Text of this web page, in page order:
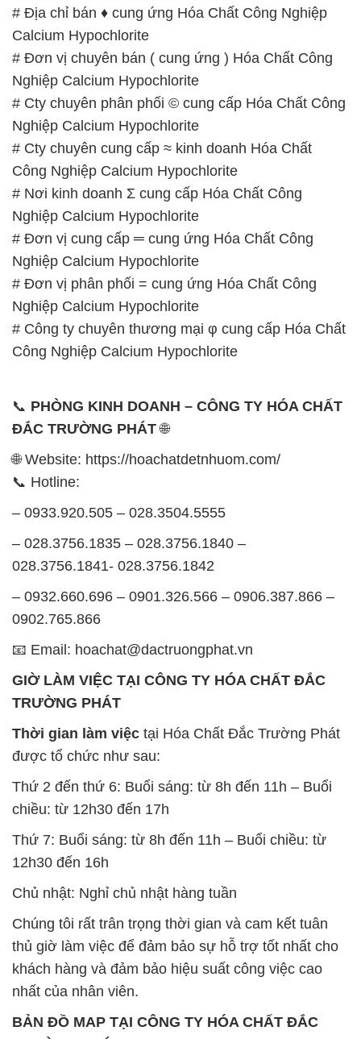
Nghiệp Calcium Hypochlorite
# Công ty chuyên thương mại φ cung cấp Hóa Chất
Công Nghiệp Calcium Hypochlorite
📞PHÒNG KINH DOANH – CÔNG TY HÓA CHẤT
ĐẮC TRƯỜNG PHÁT🌐
🌐 Website: https://hoachatdetnhuom.com/
📞 Hotline:
– 0933.920.505 – 028.3504.5555
– 028.3756.1835 – 028.3756.1840 –
028.3756.1841- 028.3756.1842
– 0932.660.696 – 0901.326.566 – 0906.387.866 –
0902.765.866
📧 Email: hoachat@dactruongphat.vn
TRƯỜNG PHÁT
Thời gian làm việctại Hóa Chất Đắc Trường Phát
được tổ chức như sau:
Thứ 2 đến thứ 6: Buổi sáng: từ 8h đến 11h – Buổi
chiều: từ 12h30 đến 17h
Thứ 7: Buổi sáng: từ 8h đến 11h – Buổi chiều: từ
12h30 đến 16h
Chủ nhật: Nghỉ chủ nhật hàng tuần
Chúng tôi rất trân trọng thời gian và cam kết tuân
thủ giờ làm việc để đảm bảo sự hỗ trợ tốt nhất cho
khách hàng và đảm bảo hiệu suất công việc cao
nhất của nhân viên.
BẢN ĐỒ MAP TẠI CÔNG TY HÓA CHẤT ĐẮC
TRƯỜNG PHÁT
ĐỊA CHỈ: 1229C Quốc lộ 1A, Phường Bình Trị
Đông B, Quận Bình Tân, Sài Gòn TP. Hồ Chí